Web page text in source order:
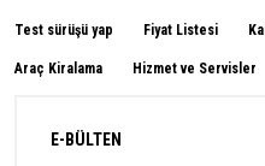
Test sürüşü yap Fiyat Listesi
Araç Kiralama Hizmet ve Servisler
E-BÜLTEN